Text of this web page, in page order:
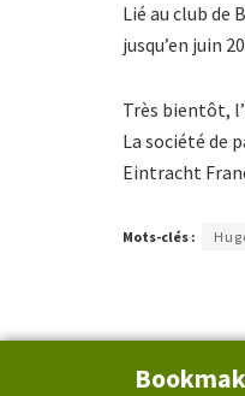
Lié au club de
jusqu’en juin
Très bientôt,
La société de
Eintracht
Mots-clés :